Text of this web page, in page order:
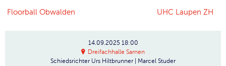
Floorball Obwalden UHC Laupen ZH
14.09.2025 18:00
Dreifachhalle Sarnen
Schiedsrichter Urs Hiltbrunner | Marcel Studer